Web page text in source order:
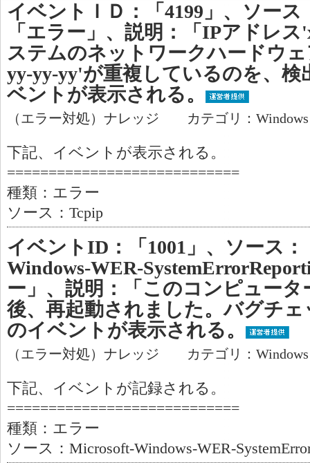
イベントＩＤ：「4199」、ソース
「エラー」、説明：「IPアドレ
ステムのネットワークハードウ
yy-yy-yy'が重複しているのを、検
ベントが表示される。
（エラー対処）ナレッジ カテゴリ：
下記、イベントが表示される。
============================
種類：エラー
ソース：Tcpip
イベントID：「1001」、ソース：
Windows-WER-
ー」、説明：「このコンピュー
後、再起動されました。バグチェ
のイベントが表示される。
（エラー対処）ナレッジ カテゴリ：
下記、イベントが記録される。
============================
種類：エラー
ソース：Microsoft-Windows-WER-